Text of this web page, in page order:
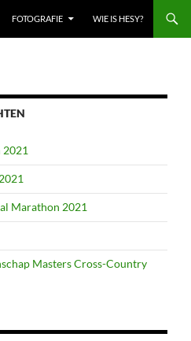
FOTOGRAFIE WIE IS HESY?
Marathon 2021
Masters Cross-Country